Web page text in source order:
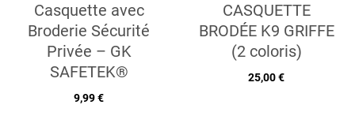
Casquette avec
Broderie Sécurité
Privée – GK
SAFETEK®
9,99 €
CASQUETTE
BRODÉE K9 GRIFFE
(2 coloris)
25,00 €